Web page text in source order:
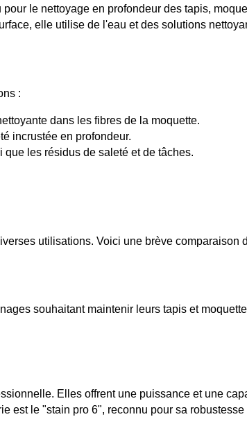
le nettoyage en profondeur des tapis,
elle utilise de l'eau et des solutions
:
dans les fibres de la moquette.
incrustée en profondeur.
que les résidus de saleté et de tâches.
utilisations. Voici une brève comparaison
souhaitant maintenir leurs tapis et
Elles offrent une puissance et une
est le "stain pro 6", reconnu pour sa